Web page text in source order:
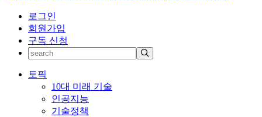
로그인
회원가입
구독 신청
토픽
10대 미래 기술
인공지능
기술정책